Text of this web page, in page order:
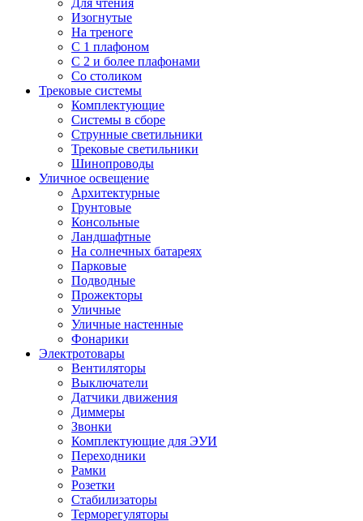
Для чтения
Изогнутые
На треноге
С 1 плафоном
С 2 и более плафонами
Со столиком
Трековые системы
Комплектующие
Системы в сборе
Струнные светильники
Трековые светильники
Шинопроводы
Уличное освещение
Архитектурные
Грунтовые
Консольные
Ландшафтные
На солнечных батареях
Парковые
Подводные
Прожекторы
Уличные
Уличные настенные
Фонарики
Электротовары
Вентиляторы
Выключатели
Датчики движения
Диммеры
Звонки
Комплектующие для ЭУИ
Переходники
Рамки
Розетки
Стабилизаторы
Терморегуляторы